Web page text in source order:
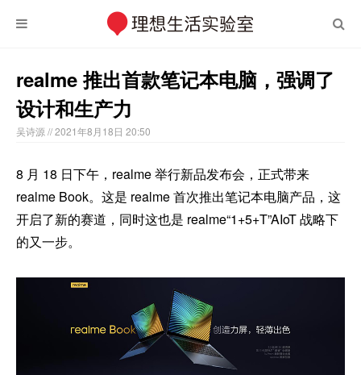
realme 推出首款笔记本电脑，强调了
设计和生产力
吴诗源 // 2021年8月18日 20:50
8 月 18 日下午，realme 举行新品发布会，正式带来
realme Book。这是 realme 首次推出笔记本电脑产品，这
开启了新的赛道，同时这也是 realme“1+5+T”AIoT 战略下
的又一步。